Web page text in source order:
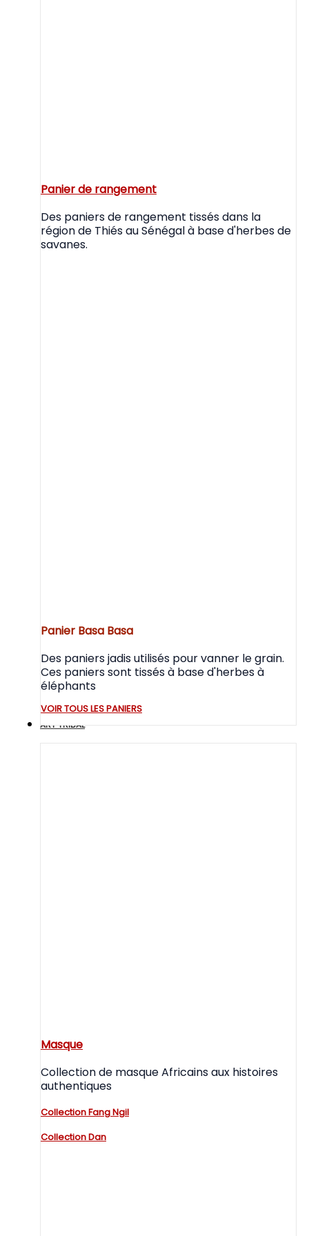
Panier de rangement
Des paniers de rangement tissés dans la
région de Thiés au Sénégal à base d'herbes de
savanes.
Panier Basa Basa
Des paniers jadis utilisés pour vanner le grain.
Ces paniers sont tissés à base d'herbes à
éléphants
VOIR TOUS LES PANIERS
ART TRIBAL
Masque
Collection de masque Africains aux histoires
authentiques
Collection Fang Ngil
Collection Dan